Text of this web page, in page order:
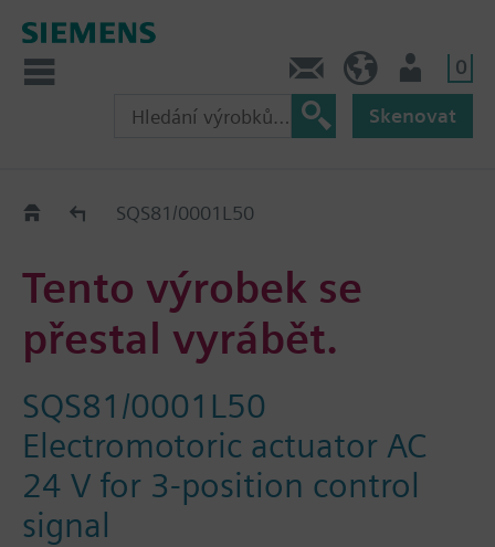
0
Skenovat
Old2NewSQS81/0001L50
Tento výrobek se
přestal vyrábět.
SQS81/0001L50
Electromotoric actuator AC
24 V for 3-position control
signal